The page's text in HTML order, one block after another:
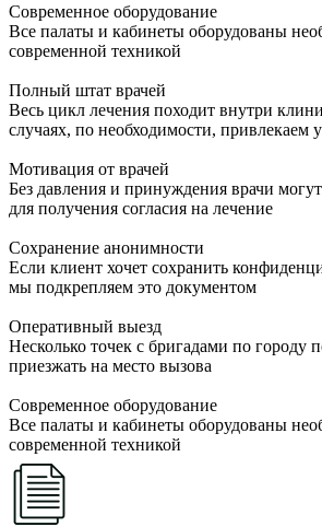
Современное оборудование
Все палаты и кабинеты оборудованы
современной техникой
Полный штат врачей
Весь цикл лечения походит внутри
случаях, по необходимости, привлекаем
Мотивация от врачей
Без давления и принуждения врачи
для получения согласия на лечение
Сохранение анонимности
Если клиент хочет сохранить
мы подкрепляем это документом
Оперативный выезд
Несколько точек с бригадами по городу
приезжать на место вызова
Современное оборудование
Все палаты и кабинеты оборудованы
современной техникой